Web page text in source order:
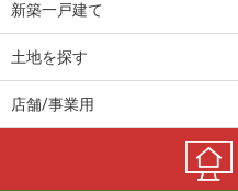
新築一戸建て
土地を探す
店舗/事業用